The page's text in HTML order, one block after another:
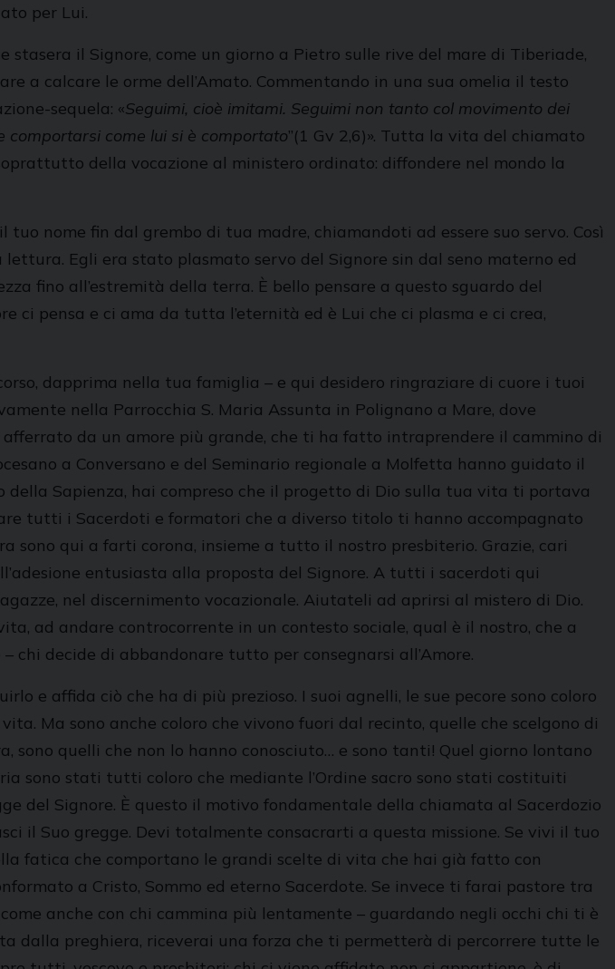
per Lui.
stasera il Signore, come un giorno a Pietro sulle rive del mare di Tiberiade,
a calcare le orme dell’Amato. Commentando in una sua omelia il testo
sequela: «Seguimi, cioè imitami. Seguimi non tanto col movimento dei
come lui si è comportato”(1 Gv 2,6)». Tutta la vita del chiamato
della vocazione al ministero ordinato: diffondere nel mondo la
nome fin dal grembo di tua madre, chiamandoti ad essere suo servo. Così
Egli era stato plasmato servo del Signore sin dal seno materno ed
fino all’estremità della terra. È bello pensare a questo sguardo del
ci pensa e ci ama da tutta l’eternità ed è Lui che ci plasma e ci crea,
dapprima nella tua famiglia – e qui desidero ringraziare di cuore i tuoi
nella Parrocchia S. Maria Assunta in Polignano a Mare, dove
da un amore più grande, che ti ha fatto intraprendere il cammino di
a Conversano e del Seminario regionale a Molfetta hanno guidato il
Sapienza, hai compreso che il progetto di Dio sulla tua vita ti portava
tutti i Sacerdoti e formatori che a diverso titolo ti hanno accompagnato
sono qui a farti corona, insieme a tutto il nostro presbiterio. Grazie, cari
entusiasta alla proposta del Signore. A tutti i sacerdoti qui
nel discernimento vocazionale. Aiutateli ad aprirsi al mistero di Dio.
ad andare controcorrente in un contesto sociale, qual è il nostro, che a
chi decide di abbandonare tutto per consegnarsi all’Amore.
e affida ciò che ha di più prezioso. I suoi agnelli, le sue pecore sono coloro
Ma sono anche coloro che vivono fuori dal recinto, quelle che scelgono di
sono quelli che non lo hanno conosciuto… e sono tanti! Quel giorno lontano
sono stati tutti coloro che mediante l’Ordine sacro sono stati costituiti
del Signore. È questo il motivo fondamentale della chiamata al Sacerdozio
il Suo gregge. Devi totalmente consacrarti a questa missione. Se vivi il tuo
fatica che comportano le grandi scelte di vita che hai già fatto con
a Cristo, Sommo ed eterno Sacerdote. Se invece ti farai pastore tra
anche con chi cammina più lentamente – guardando negli occhi chi ti è
dalla preghiera, riceverai una forza che ti permetterà di percorrere tutte le